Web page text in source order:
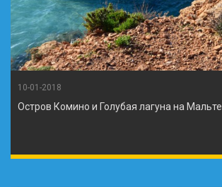
10-01-2018
Остров Комино и Голубая лагуна на Мальте